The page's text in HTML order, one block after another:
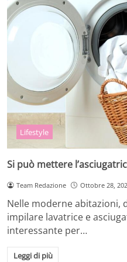
Lifestyle
Si può mettere
Team Redazione Ottobre 28,
Nelle moderne abitazioni,
impilare lavatrice e
interessante per…
Leggi di più